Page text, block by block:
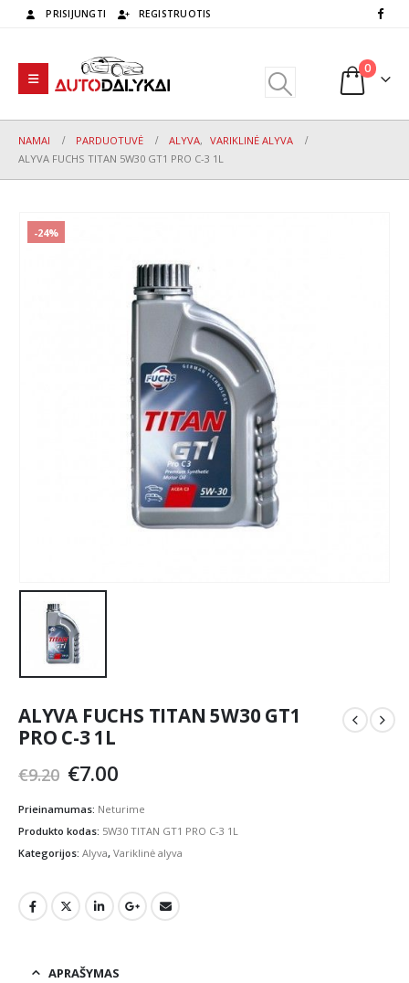
PRISIJUNGTI REGISTRUOTIS
0
NAMAI PARDUOTUVĖ ALYVA, VARIKLINĖ ALYVA
ALYVA FUCHS TITAN 5W30 GT1 PRO C-3 1L
-24%
ALYVA FUCHS TITAN 5W30 GT1
PRO C-3 1L
€9.20 Original
was:
€9.20.
€7.00Current
is:
€7.00.
Prieinamumas: Neturime
Produkto kodas: 5W30 TITAN GT1 PRO C-3 1L
Kategorijos: Alyva, Variklinė alyva
APRAŠYMAS